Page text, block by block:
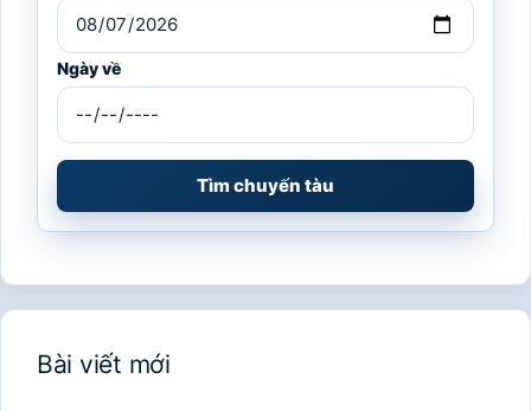
Ngày về
Tìm chuyến tàu
Bài viết mới